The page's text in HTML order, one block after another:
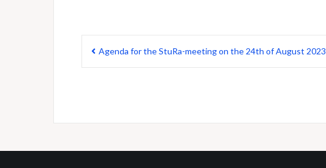
Beitragsnavigation
Agenda for the StuRa-meeting on the 24th of August 2023